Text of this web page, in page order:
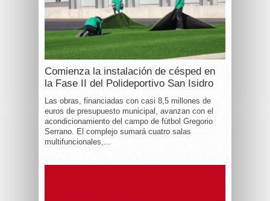
Comienza la instalación de césped en
la Fase II del Polideportivo San Isidro
Las obras, financiadas con casi 8,5 millones de
euros de presupuesto municipal, avanzan con el
acondicionamiento del campo de fútbol Gregorio
Serrano. El complejo sumará cuatro salas
multifuncionales,...